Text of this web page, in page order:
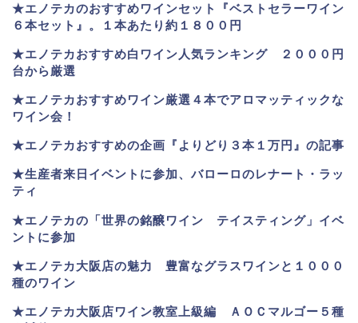
★エノテカのおすすめワインセット『ベストセラーワイン
６本セット』。
１本あたり約１８００円
★エノテカおすすめ白ワイン人気ランキング ２０００円
台から厳選
★エノテカおすすめワイン厳選４本でアロマッティックな
ワイン会！
★エノテカおすすめの企画『よりどり３本１万円』の記事
★生産者来日イベントに参加、バローロのレナート・ラッ
ティ
★エノテカの「世界の銘醸ワイン テイスティング」イベ
ントに参加
★エノテカ大阪店の魅力 豊富なグラスワインと１０００
種のワイン
★エノテカ大阪店ワイン教室上級編 ＡＯＣマルゴー５種